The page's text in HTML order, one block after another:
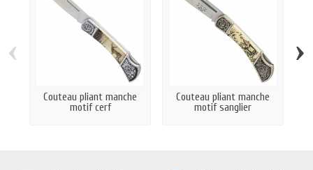
Couteau pliant manche
motif cerf
Couteau pliant manche
motif sanglier
‹ ›